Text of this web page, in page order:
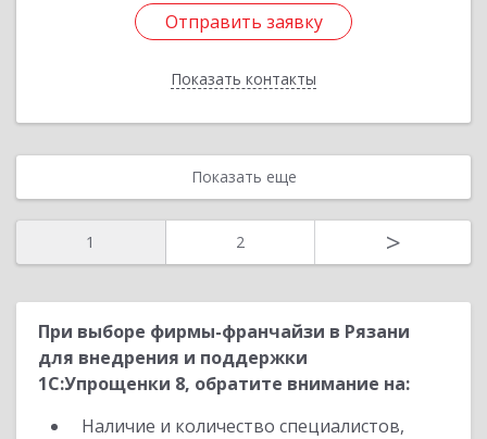
Отправить заявку
Показать контакты
Отправить заявку
Назад
Показать еще
1 2 >
При выборе фирмы-франчайзи в Рязани
для внедрения и поддержки
1С:Упрощенки 8, обратите внимание на:
Наличие и количество специалистов,